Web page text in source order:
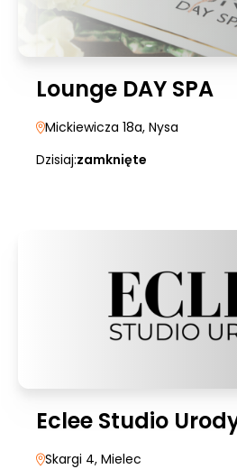
Lounge DAY SPA
Mickiewicza 18a, Nysa
Dzisiaj:zamknięte
Eclee Studio
Skargi 4, Mielec